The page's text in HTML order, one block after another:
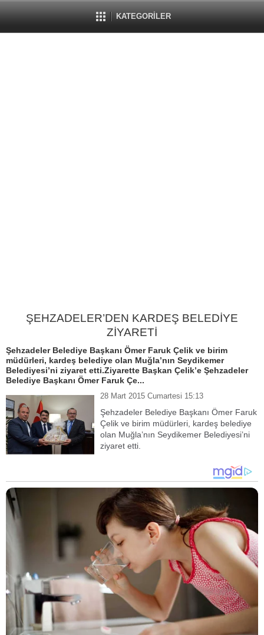
KATEGORİLER
ŞEHZADELER’DEN KARDEŞ BELEDİYE
ZİYARETİ
Şehzadeler Belediye Başkanı Ömer Faruk Çelik ve birim
müdürleri, kardeş belediye olan Muğla’nın Seydikemer
Belediyesi’ni ziyaret etti.Ziyarette Başkan Çelik’e Şehzadeler
Belediye Başkanı Ömer Faruk Çe...
28 Mart 2015 Cumartesi 15:13
Şehzadeler Belediye Başkanı Ömer Faruk
Çelik ve birim müdürleri, kardeş belediye
olan Muğla’nın Seydikemer Belediyesi’ni
ziyaret etti.